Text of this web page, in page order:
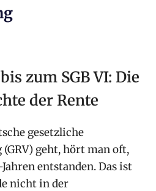
zum SGB VI: Die
der Rente
gesetzliche
geht, hört man oft,
entstanden. Das ist
nicht in der